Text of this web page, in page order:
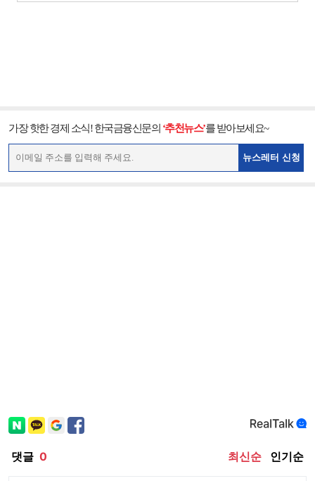
가장 핫한 경제 소식! 한국금융신문의 ‘추천뉴스’를 받아보세요~
뉴스레터 신청